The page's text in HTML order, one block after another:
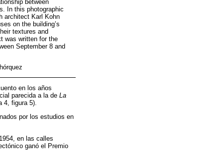
between
In this photographic
architect Karl Kohn
on the building’s
textures and
was written for the
September 8 and
en los años
parecida a la de La
4, figura 5).
por los estudios en
en las calles
ganó el Premio